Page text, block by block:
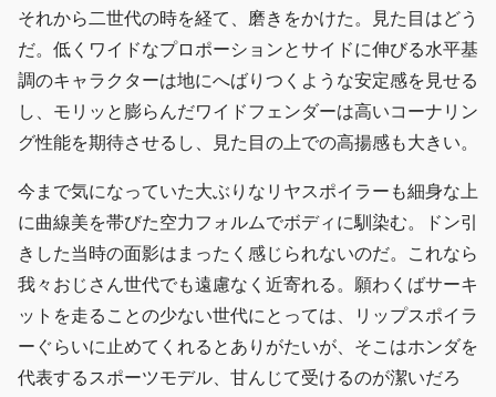
それから二世代の時を経て、磨きをかけた。見た目はどう
だ。低くワイドなプロポーションとサイドに伸びる水平基
調のキャラクターは地にへばりつくような安定感を見せる
し、モリッと膨らんだワイドフェンダーは高いコーナリン
グ性能を期待させるし、見た目の上での高揚感も大きい。
今まで気になっていた大ぶりなリヤスポイラーも細身な上
に曲線美を帯びた空力フォルムでボディに馴染む。ドン引
きした当時の面影はまったく感じられないのだ。これなら
我々おじさん世代でも遠慮なく近寄れる。願わくばサーキ
ットを走ることの少ない世代にとっては、リップスポイラ
ーぐらいに止めてくれるとありがたいが、そこはホンダを
代表するスポーツモデル、甘んじて受けるのが潔いだろ